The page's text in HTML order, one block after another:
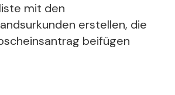
mit den
erstellen, die
beifügen